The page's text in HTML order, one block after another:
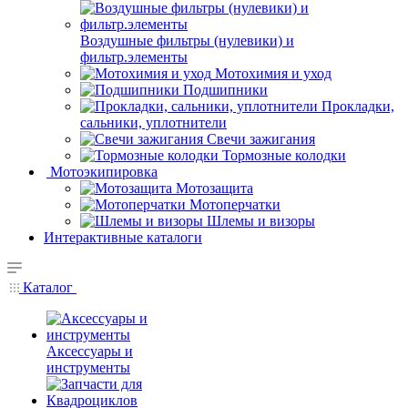
Воздушные фильтры (нулевики) и
фильтр.элементы
Мотохимия и уход
Подшипники
Прокладки,
сальники, уплотнители
Свечи зажигания
Тормозные колодки
Мотоэкипировка
Мотозащита
Мотоперчатки
Шлемы и визоры
Интерактивные каталоги
Каталог
Аксессуары и
инструменты